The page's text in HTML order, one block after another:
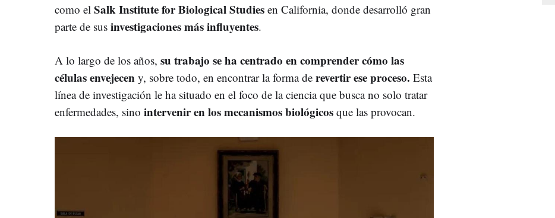
como el Salk Institute for Biological Studies en California, donde desarrolló gran
parte de sus investigaciones más influyentes.
A lo largo de los años, su trabajo se ha centrado en comprender cómo las
células envejecen y, sobre todo, en encontrar la forma de revertir ese proceso. Esta
línea de investigación le ha situado en el foco de la ciencia que busca no solo tratar
enfermedades, sino intervenir en los mecanismos biológicos que las provocan.